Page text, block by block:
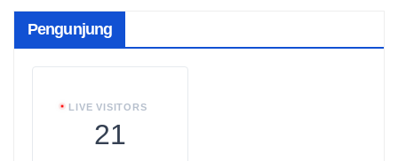
Pengunjung
LIVE VISITORS
21